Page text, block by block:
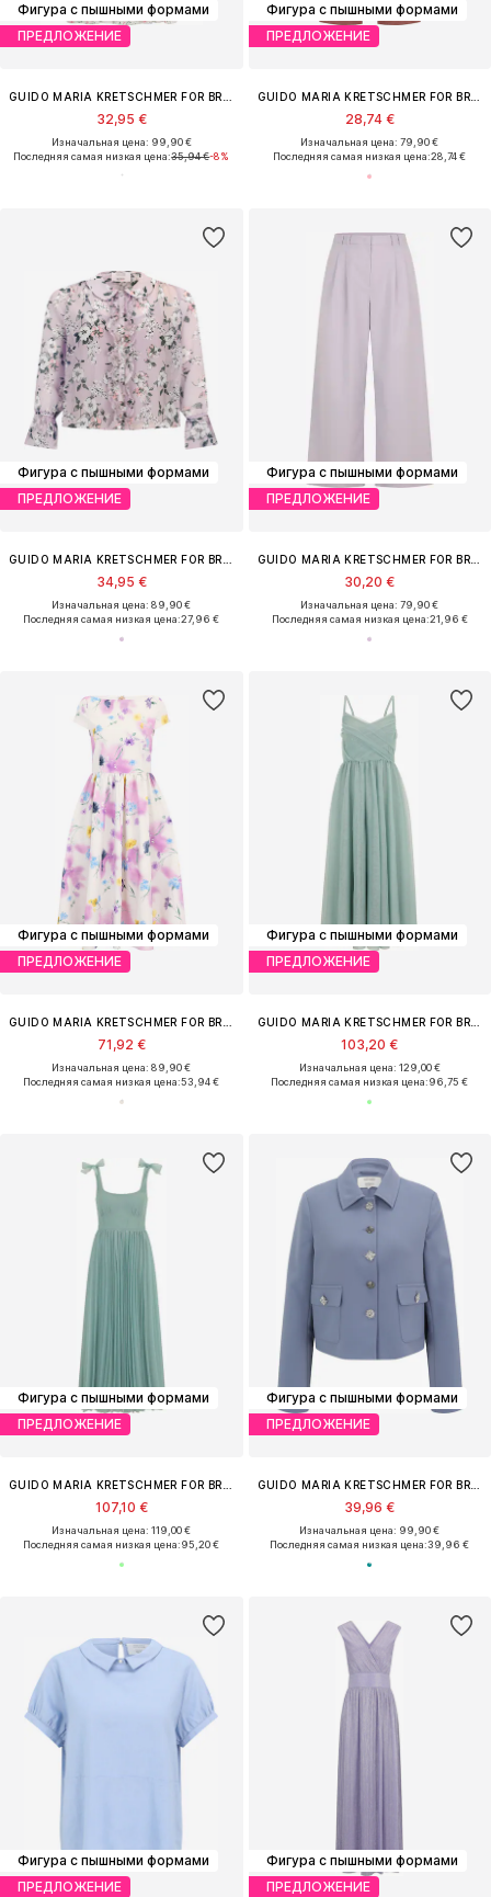
Фигура с пышными формами
ПРЕДЛОЖЕНИЕ
32,95 €
Изначальная цена: 99,90 €
Последняя самая низкая цена:35,94 €-8%
Фигура с пышными формами
ПРЕДЛОЖЕНИЕ
28,74 €
Изначальная цена: 79,90 €
Последняя самая низкая цена:28,74 €
Фигура с пышными формами
ПРЕДЛОЖЕНИЕ
34,95 €
Изначальная цена: 89,90 €
Последняя самая низкая цена:27,96 €
Фигура с пышными формами
ПРЕДЛОЖЕНИЕ
30,20 €
Изначальная цена: 79,90 €
Последняя самая низкая цена:21,96 €
Фигура с пышными формами
ПРЕДЛОЖЕНИЕ
71,92 €
Изначальная цена: 89,90 €
Последняя самая низкая цена:53,94 €
Фигура с пышными формами
ПРЕДЛОЖЕНИЕ
103,20 €
Изначальная цена: 129,00 €
Последняя самая низкая цена:96,75 €
Фигура с пышными формами
ПРЕДЛОЖЕНИЕ
107,10 €
Изначальная цена: 119,00 €
Последняя самая низкая цена:95,20 €
Фигура с пышными формами
ПРЕДЛОЖЕНИЕ
39,96 €
Изначальная цена: 99,90 €
Последняя самая низкая цена:39,96 €
Фигура с пышными формами
ПРЕДЛОЖЕНИЕ
Фигура с пышными формами
ПРЕДЛОЖЕНИЕ